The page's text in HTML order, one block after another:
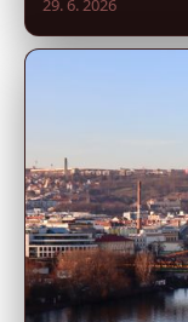
29. 6. 2026